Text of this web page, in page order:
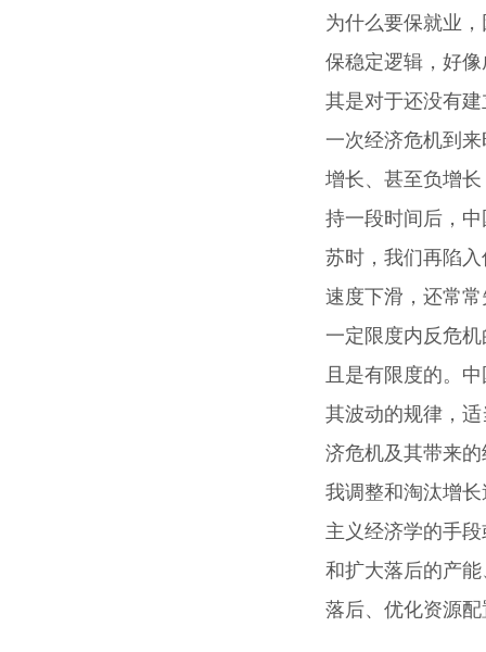
为什么要保就业
保稳定逻辑，好
其是对于还没有
一次经济危机到
增长、甚至负增
持一段时间后，
苏时，我们再陷
速度下滑，还常
一定限度内反危
且是有限度的。
其波动的规律，
济危机及其带来
我调整和淘汰增
主义经济学的手
和扩大落后的产
落后、优化资源